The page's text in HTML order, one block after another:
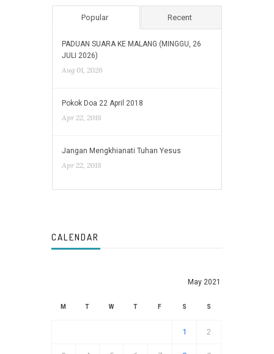
Popular Recent
PADUAN SUARA KE MALANG (MINGGU, 26
JULI 2026)
Aug 01, 2026
Pokok Doa 22 April 2018
Apr 22, 2018
Jangan Mengkhianati Tuhan Yesus
Apr 22, 2018
CALENDAR
May 2021
M T W T F S S
1 2